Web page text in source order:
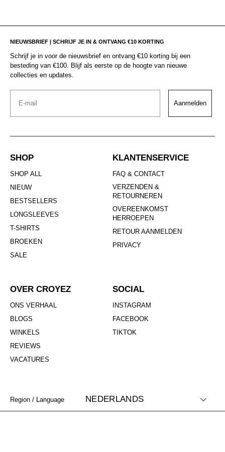
NIEUWSBRIEF | SCHRIJF JE IN & ONTVANG €10 KORTING
Schrijf je in voor de nieuwsbrief en ontvang €10 korting bij een
besteding van €100. Blijf als eerste op de hoogte van nieuwe
collecties en updates.
Email
Aanmelden
SHOP
SHOP ALL
NIEUW
BESTSELLERS
LONGSLEEVES
T-SHIRTS
BROEKEN
SALE
KLANTENSERVICE
FAQ & CONTACT
VERZENDEN &
RETOURNEREN
OVEREENKOMST
HERROEPEN
RETOUR AANMELDEN
PRIVACY
OVER CROYEZ
ONS VERHAAL
BLOGS
WINKELS
REVIEWS
VACATURES
SOCIAL
INSTAGRAM
FACEBOOK
TIKTOK
Region / Language NEDERLANDS